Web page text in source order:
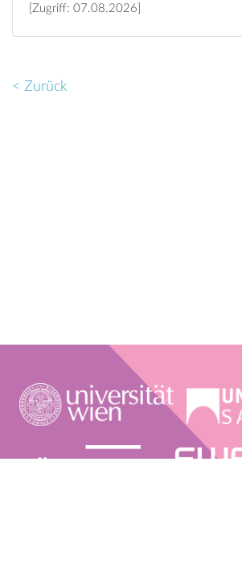
[Zugriff: 07.08.2026]
< Zurück